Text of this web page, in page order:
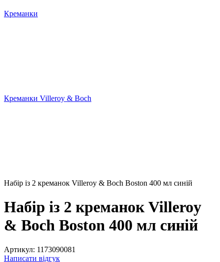
Креманки
Креманки Villeroy & Boch
Набір із 2 креманок Villeroy & Boch Boston 400 мл синій
Набір із 2 креманок Villeroy
& Boch Boston 400 мл синій
Артикул: 1173090081
Написати відгук